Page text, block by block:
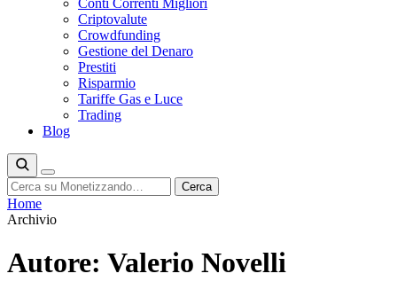
Conti Correnti Migliori
Criptovalute
Crowdfunding
Gestione del Denaro
Prestiti
Risparmio
Tariffe Gas e Luce
Trading
Blog
Cerca Cerca
Home
Archivio
Autore: Valerio Novelli